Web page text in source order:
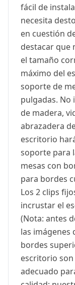
fácil de
necesita
en cuestión
destacar que
el tamaño
máximo del
soporte de
pulgadas.
de madera,
abrazadera
escritorio
soporte para
mesas con
para bordes
Los 2 clips
incrustar el
(Nota: antes
las imágenes
bordes
escritorio son
adecuado